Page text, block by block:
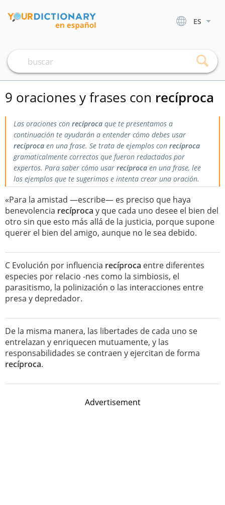
ES
9 oraciones y frases con recíproca
Las oraciones con recíproca que te presentamos a
continuación te ayudarán a entender cómo debes usar
recíproca en una frase. Se trata de ejemplos con recíproca
gramaticalmente correctos que fueron redactados por
expertos. Para saber cómo usar recíproca en una frase, lee
los ejemplos que te sugerimos e intenta crear una oración.
«Para la amistad —escribe— es preciso que haya
benevolencia recíproca y que cada uno desee el bien del
otro sin que esto más allá de la justicia, porque supone
querer el bien del amigo, aunque no le sea debido.
C Evolución por influencia recíproca entre diferentes
especies por relacio -nes como la simbiosis, el
parasitismo, la polinización o las interacciones entre
presa y depredador.
De la misma manera, las libertades de cada uno se
entrelazan y enriquecen mutuamente, y las
responsabilidades se contraen y ejercitan de forma
recíproca.
Advertisement